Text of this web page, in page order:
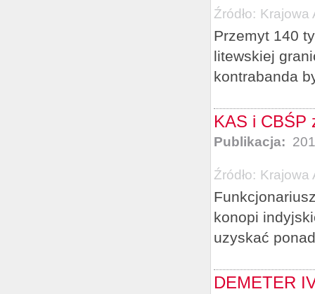
Źródło: Krajowa
Przemyt 140
litewskiej
kontrabanda
KAS i CBŚP
Publikacja:
Źródło: Krajowa
konopi
uzyskać
DEMETER